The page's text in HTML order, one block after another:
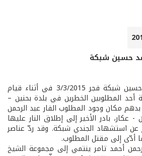
حسين شبكة
استشهد الجندي محمد حسين شبكة فجر 3/3/2015 في أثناء قيام
أحد المطلوبين الخطرين في بلدة بحنين –
بدهم مكان وجود المطلوب الفار عبد الرحمن
عكار، بادر الأخير إلى إطلاق النار عليها
استشهاد الجندي شبكة. وقد ردّ عناصر
ما أدّى إلى مقتل المطلوب.
أحمد تامر ينتمي إلى مجموعة الشيخ